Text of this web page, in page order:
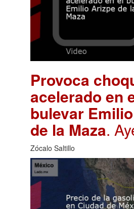
Provoca
acelerado en
bulevar
de la Maza.
Zócalo Saltillo